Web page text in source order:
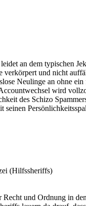
an dem typischen
verkörpert und nicht
Neulinge an ohne
wird
des Schizo
seinen
(Hilfssheriffs)
und Ordnung in